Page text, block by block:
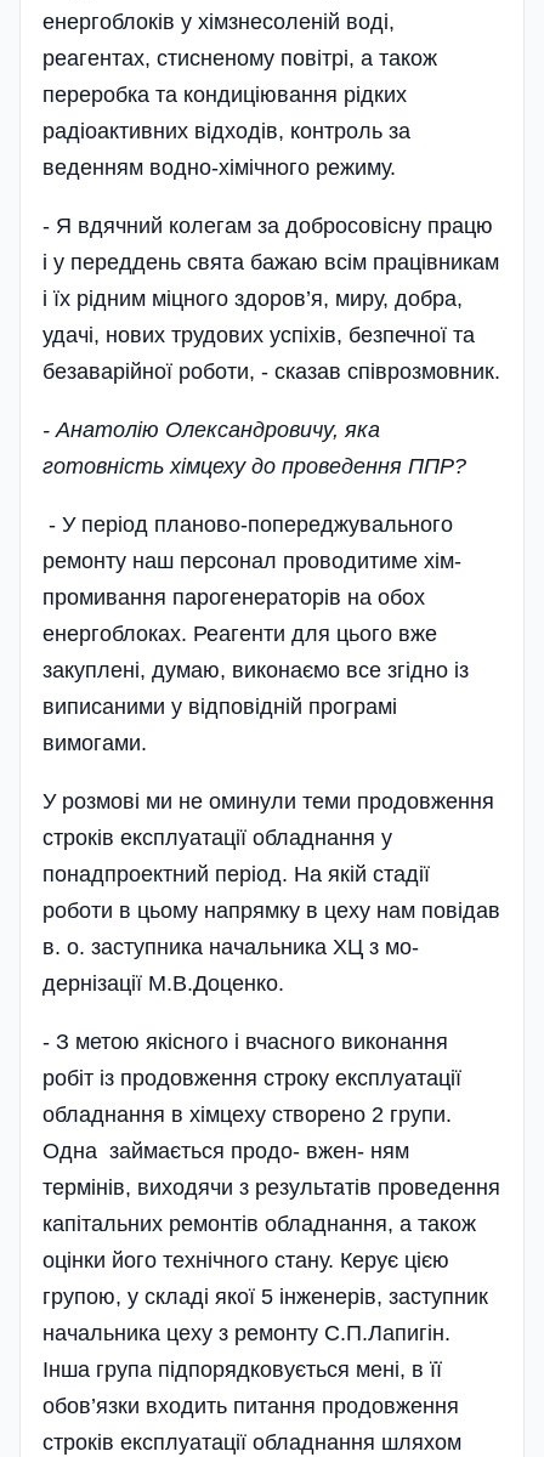
енергоблоків у хім­знесоленій воді,
реагентах, стисненому повітрі, а також
переробка та кондиціювання рідких
радіоактивних відходів, контроль за
веденням водно-хімічного режиму.
- Я вдячний колегам за добросовісну працю
і у переддень свята бажаю всім працівникам
і їх рідним міцного здоров’я, миру, добра,
удачі, нових трудових успіхів, безпечної та
безаварійної роботи, - сказав співрозмовник.
- Анатолію Олександровичу, яка
готовність хімцеху до проведення ППР?
- У період планово-попереджувального
ремонту наш персонал проводитиме хім­
промивання парогенераторів на обох
енергоблоках. Реагенти для цього вже
закуплені, думаю, виконаємо все згідно із
виписаними у відповідній програмі
вимогами.
У розмові ми не оминули теми продовження
строків експлуатації обладнання у
понадпроектний період. На якій стадії
роботи в цьому напрямку в цеху нам повідав
в. о. заступника начальника ХЦ з мо­-
дернізації М.В.Доценко.
- З метою якісного і вчасного виконання
робіт із продовження строку експлуатації
обладнання в хімцеху створено 2 групи.
Одна займається продо- в­жен­- ням
термінів, виходячи з результатів проведення
капітальних ремонтів обладнання, а також
оцінки його технічного стану. Керує цією
групою, у складі якої 5 інженерів, заступник
начальника цеху з ремонту С.П.Лапигін.
Інша група підпорядковується мені, в її
обов’язки входить питання продовження
строків експлуатації обладнання шляхом